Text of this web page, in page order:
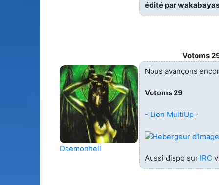
édité par
Daemonhell
Votoms
Nous avançons
Votoms 29
- Lien MultiUp -
Aussi dispo sur IRC